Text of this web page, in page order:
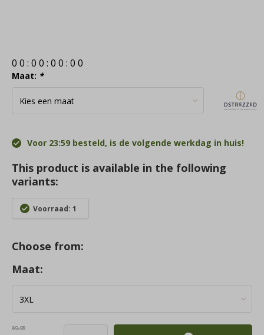
0 0 : 0 0 : 0 0 : 0 0
Maat: *
Voor 23:59 besteld, is de volgende werkdag in huis!
This product is available in the following
variants:
Voorraad: 1
Choose from:
Maat:
89,95